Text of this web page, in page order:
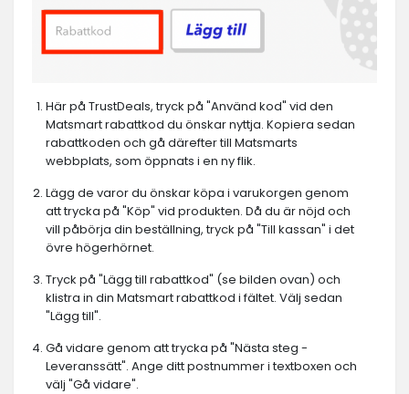
Här på TrustDeals, tryck på "Använd kod" vid den
Matsmart rabattkod du önskar nyttja. Kopiera sedan
rabattkoden och gå därefter till Matsmarts
webbplats, som öppnats i en ny flik.
Lägg de varor du önskar köpa i varukorgen genom
att trycka på "Köp" vid produkten. Då du är nöjd och
vill påbörja din beställning, tryck på "Till kassan" i det
övre högerhörnet.
Tryck på "Lägg till rabattkod" (se bilden ovan) och
klistra in din Matsmart rabattkod i fältet. Välj sedan
"Lägg till".
Gå vidare genom att trycka på "Nästa steg -
Leveranssätt". Ange ditt postnummer i textboxen och
välj "Gå vidare".